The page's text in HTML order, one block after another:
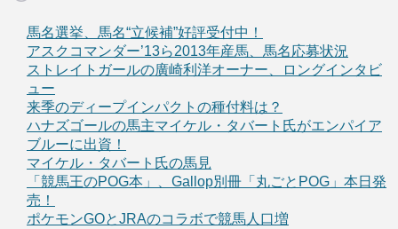
馬名選挙、馬名“立候補”好評受付中！
アスクコマンダー’13ら2013年産馬、馬名応募状況
ストレイトガールの廣崎利洋オーナー、ロングインタビ
ュー
来季のディープインパクトの種付料は？
ハナズゴールの馬主マイケル・タバート氏がエンパイア
ブルーに出資！
マイケル・タバート氏の馬見
「競馬王のPOG本」、Gallop別冊「丸ごとPOG」本日発
売！
ポケモンGOとJRAのコラボで競馬人口増